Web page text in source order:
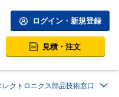
ログイン・新規登録
見積・注文
レクトロニクス部品技術窓口